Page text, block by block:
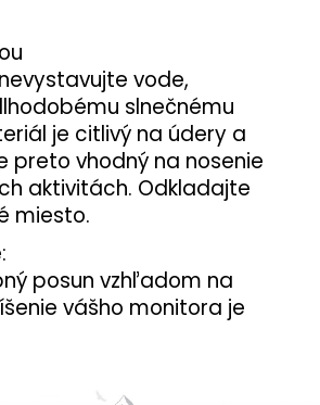
vode,
slnečnému
je citlivý na údery a
preto vhodný na nosenie
aktivitách. Odkladajte
miesto.
posun vzhľadom na
vášho monitora je